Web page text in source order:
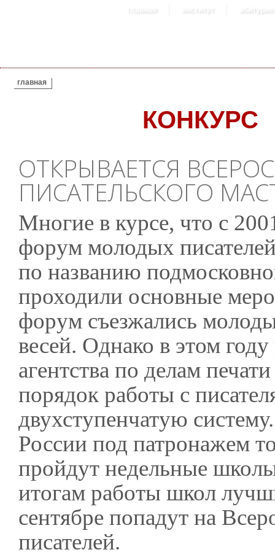
главная институт
ВЫ ЗДЕСЬ
главная
КОНКУРС
ОТКРЫВАЕТСЯ
ПИСАТЕЛЬСКОГО
Многие в курсе, что с
форум молодых
по названию
проходили основные
форум съезжались
весей. Однако в этом
агентства по делам
порядок работы с
двухступенчатую
России под патронажем
пройдут недельные
итогам работы школ
сентябре попадут на
писателей.